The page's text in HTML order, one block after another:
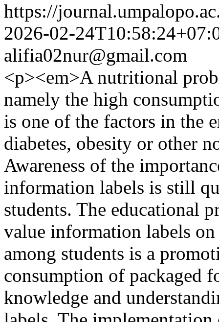
https://
2026-02-
alifia02nur@gmail.com
<p><em>A nutritional
namely the high
is one of the factors in the
diabetes, obesity or other
Awareness of the
information labels is still
students. The educational
value information labels
among students is a
consumption of packaged
knowledge and